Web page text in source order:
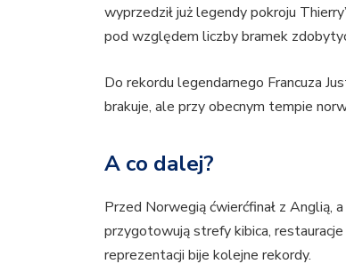
wyprzedził już legendy pokroju
pod względem liczby bramek
Do rekordu legendarnego Francuza
brakuje, ale przy obecnym tempie
A co dalej?
Przed Norwegią ćwierćfinał z Anglią,
przygotowują strefy kibica,
reprezentacji bije kolejne rekordy.